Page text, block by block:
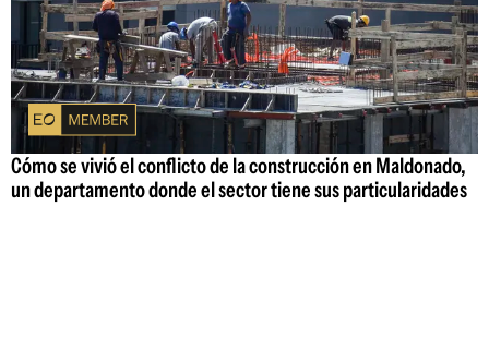
Cómo se vivió el conflicto de la construcción en Maldonado,
un departamento donde el sector tiene sus particularidades